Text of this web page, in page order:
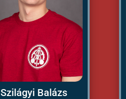
Szilágyi Balázs